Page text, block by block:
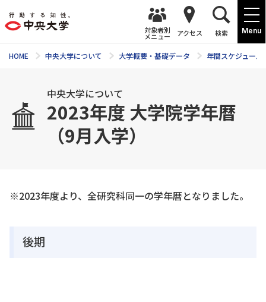
Menu
対象者別
メニュー アクセス 検索
HOME 中央大学について 大学概要・基礎データ 年間スケジュール
中央大学について
2023年度 大学院学年暦
（9月入学）
※2023年度より、全研究科同一の学年暦となりました。
後期